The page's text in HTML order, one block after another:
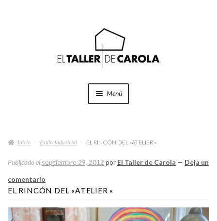
Menú
PROYECTOS
Inicio Estilo Industrial EL RINCÓN DEL «ATELIER «
Publicado el septiembre 29, 2012 por El Taller de Carola — Deja un
comentario
EL RINCÓN DEL «ATELIER «